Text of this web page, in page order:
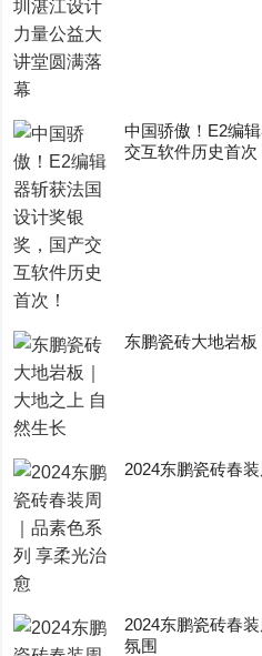
中国骄傲！E2编
交互软件历史首次
东鹏瓷砖大地岩
2024东鹏瓷砖春
2024东鹏瓷砖春
氛围